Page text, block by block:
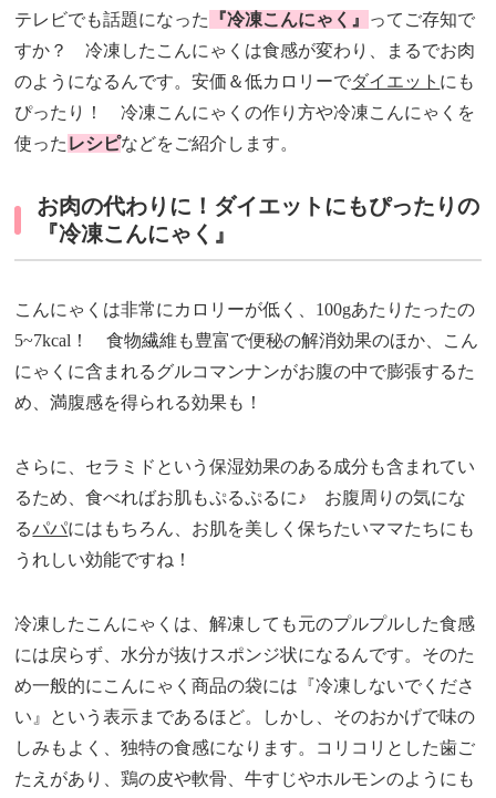
テレビでも話題になった 『冷凍こんにゃく』 ってご存知で
すか？ 冷凍したこんにゃくは食感が変わり、まるでお肉
のようになるんです。安価＆低カロリーでダイエット にも
ぴったり！ 冷凍こんにゃくの作り方や冷凍こんにゃくを
使った レシピなどをご紹介します。
お肉の代わりに！ダイエットにもぴったりの
『冷凍こんにゃく』
こんにゃくは非常にカロリーが低く、100gあたりたったの
5~7kcal！ 食物繊維も豊富で便秘の解消効果のほか、こん
にゃくに含まれるグルコマンナンがお腹の中で膨張するた
め、満腹感を得られる効果も！
さらに、セラミドという保湿効果のある成分も含まれてい
るため、食べればお肌もぷるぷるに♪ お腹周りの気にな
るパパにはもちろん、お肌を美しく保ちたいママたちにも
うれしい効能ですね！
冷凍したこんにゃくは、解凍しても元のプルプルした食感
には戻らず、水分が抜けスポンジ状になるんです。そのた
め一般的にこんにゃく商品の袋には『冷凍しないでくださ
い』という表示まであるほど。しかし、そのおかげで味の
しみもよく、独特の食感になります。コリコリとした歯ご
たえがあり、鶏の皮や軟骨、牛すじやホルモンのようにも